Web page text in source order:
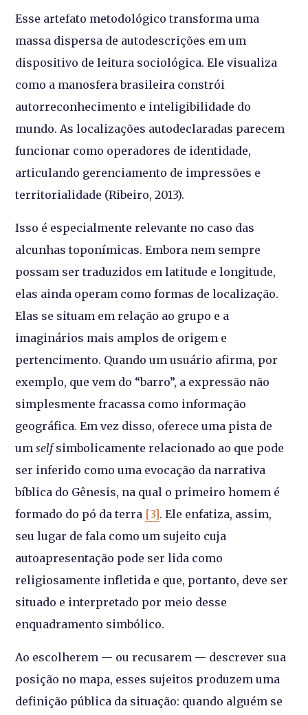
Esse artefato metodológico transforma uma
massa dispersa de autodescrições em um
dispositivo de leitura sociológica. Ele visualiza
como a manosfera brasileira constrói
autorreconhecimento e inteligibilidade do
mundo. As localizações autodeclaradas parecem
funcionar como operadores de identidade,
articulando gerenciamento de impressões e
territorialidade (Ribeiro, 2013).
Isso é especialmente relevante no caso das
alcunhas toponímicas. Embora nem sempre
possam ser traduzidos em latitude e longitude,
elas ainda operam como formas de localização.
Elas se situam em relação ao grupo e a
imaginários mais amplos de origem e
pertencimento. Quando um usuário afirma, por
exemplo, que vem do “barro”, a expressão não
simplesmente fracassa como informação
geográfica. Em vez disso, oferece uma pista de
umselfsimbolicamente relacionado ao que pode
ser inferido como uma evocação da narrativa
bíblica do Gênesis, na qual o primeiro homem é
formado do pó da terra [3]. Ele enfatiza, assim,
seu lugar de fala como um sujeito cuja
autoapresentação pode ser lida como
religiosamente infletida e que, portanto, deve ser
situado e interpretado por meio desse
enquadramento simbólico.
Ao escolherem — ou recusarem — descrever sua
posição no mapa, esses sujeitos produzem uma
definição pública da situação: quando alguém se